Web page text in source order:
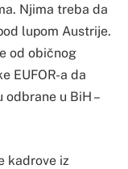
Njima treba da
lupom Austrije.
od običnog
EUFOR-a da
u BiH –
kadrove iz